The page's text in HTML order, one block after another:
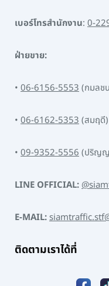
เบอร์โทรสำนักงาน: 0-
ฝ่ายขาย:
• 06-6156-5553(กมลช
• 06-6162-5353(สมฤดี)
• 09-9352-5556(ปริญ
LINE OFFICIAL:
E-MAIL:
ติดตามเราได้ที่